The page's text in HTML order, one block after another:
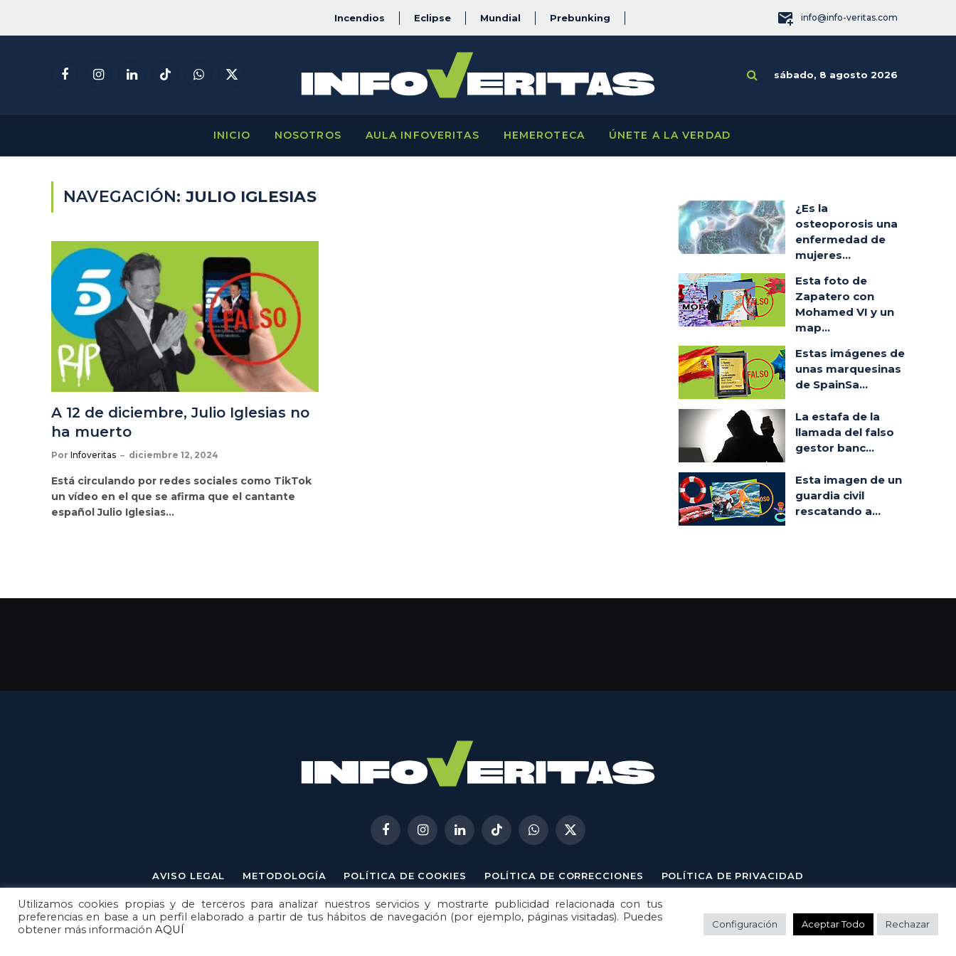
Incendios Eclipse Mundial Prebunking info@info-veritas.com
FacebookInstagramLinkedInTikTokWhatsApp
X
sábado, 8 agosto 2026
INICIO NOSOTROS AULA INFOVERITAS HEMEROTECA ÚNETE A LA VERDAD
NAVEGACIÓN: JULIO IGLESIAS
A 12 de diciembre, Julio Iglesias no
ha muerto
Por Infoveritas diciembre 12, 2024
Está circulando por redes sociales como TikTok
un vídeo en el que se afirma que el cantante
español Julio Iglesias…
¿Es la
osteoporosis una
enfermedad de
mujeres...
Esta foto de
Zapatero con
Mohamed VI y un
map...
Estas imágenes de
unas marquesinas
de SpainSa...
La estafa de la
llamada del falso
gestor banc...
Esta imagen de un
guardia civil
rescatando a...
FacebookInstagramLinkedInTikTokWhatsApp
X
(Twitter)
AVISO LEGAL METODOLOGÍA POLÍTICA DE COOKIES POLÍTICA DE CORRECCIONES POLÍTICA DE PRIVACIDAD
© 2026 Metech. Todos los derechos reservados.
Utilizamos cookies propias y de terceros para analizar nuestros servicios y mostrarte publicidad relacionada con tus
preferencias en base a un perfil elaborado a partir de tus hábitos de navegación (por ejemplo, páginas visitadas). Puedes
obtener más información AQUÍ Configuración Aceptar Todo Rechazar